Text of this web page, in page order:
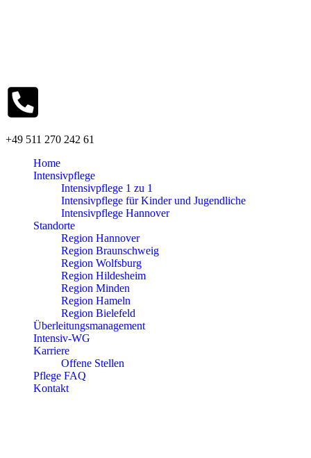
+49 511 270 242 61
Home
Intensivpflege
Intensivpflege 1 zu 1
Intensivpflege für Kinder und Jugendliche
Intensivpflege Hannover
Standorte
Region Hannover
Region Braunschweig
Region Wolfsburg
Region Hildesheim
Region Minden
Region Hameln
Region Bielefeld
Überleitungsmanagement
Intensiv-WG
Karriere
Offene Stellen
Pflege FAQ
Kontakt